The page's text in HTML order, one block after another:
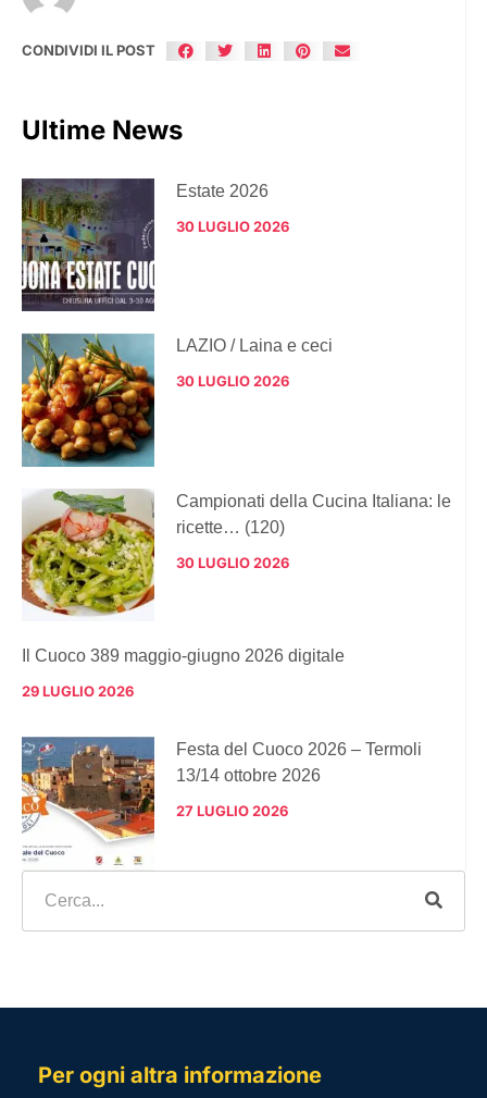
CONDIVIDI IL POST
Ultime News
Estate 2026
30 LUGLIO 2026
LAZIO / Laina e ceci
30 LUGLIO 2026
Campionati della Cucina Italiana: le
ricette… (120)
30 LUGLIO 2026
Il Cuoco 389 maggio-giugno 2026 digitale
29 LUGLIO 2026
Festa del Cuoco 2026 – Termoli
13/14 ottobre 2026
27 LUGLIO 2026
Per ogni altra informazione